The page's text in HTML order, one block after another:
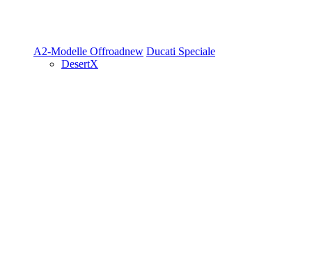
A2-Modelle Offroadnew Ducati Speciale
DesertX